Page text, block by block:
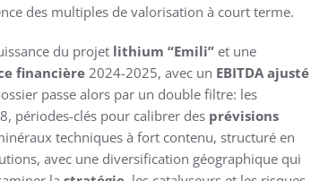
des multiples de valorisation à court terme.
du projet lithium “Emili” et une
financière 2024-2025, avec un EBITDA ajusté
passe alors par un double filtre: les
périodes-clés pour calibrer des prévisions
techniques à fort contenu, structuré en
avec une diversification géographique qui